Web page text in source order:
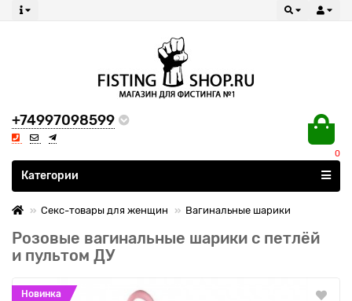
+74997098599
0
Все категории
Категории
Секс-товары для женщин Вагинальные шарики
Розовые вагинальные шарики с петлёй
и пультом ДУ
Новинка